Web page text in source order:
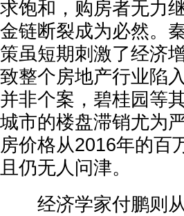
求饱和，购房者无力
金链断裂成为必然。
策虽短期刺激了经济
致整个房地产行业陷
并非个案，碧桂园等
城市的楼盘滞销尤为
房价格从2016年的百
且仍无人问津。
经济学家付鹏则从